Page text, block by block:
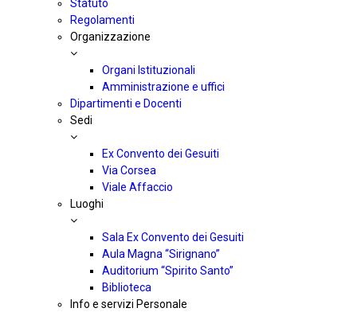
Statuto
Regolamenti
Organizzazione
Organi Istituzionali
Amministrazione e uffici
Dipartimenti e Docenti
Sedi
Ex Convento dei Gesuiti
Via Corsea
Viale Affaccio
Luoghi
Sala Ex Convento dei Gesuiti
Aula Magna “Sirignano”
Auditorium “Spirito Santo”
Biblioteca
Info e servizi Personale